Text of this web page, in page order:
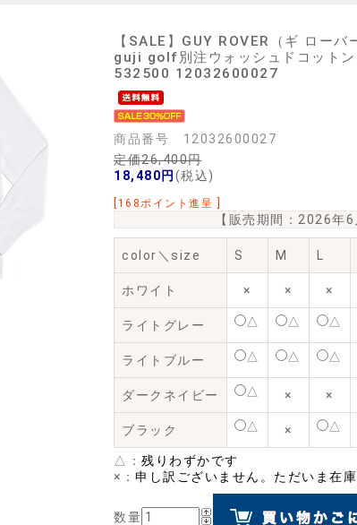
【SALE】 GUY ROVER（ギ ローバ
guji golf別注ウォッシュドコット
532500 12032600027
商品番号 12032600027
定価26,400円
18,480円 (税込)
[168ポイント進呈 ]
【販売期間： 2026年6
color＼size S M
ホワイト × × ×
ライトグレー △ △ △
ライトブルー △ △ △
ダークネイビー △ × ×
ブラック △ × △
△： 残りわずかです
×： 申し訳ございません。ただいま在庫
数量